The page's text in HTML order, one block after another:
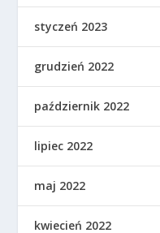
styczeń 2023
grudzień 2022
październik 2022
lipiec 2022
maj 2022
kwiecień 2022